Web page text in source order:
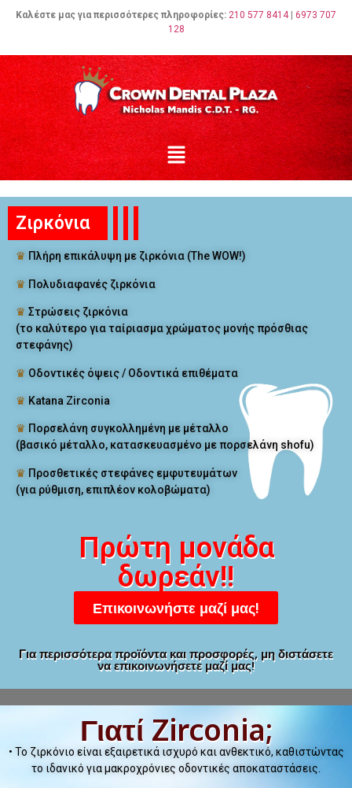
Καλέστε μας για περισσότερες πληροφορίες: 210 577 8414| 6973 707
128
Ζιρκόνια
♛ Πλήρη επικάλυψη με ζιρκόνια (The WOW!)
♛ Πολυδιαφανές ζιρκόνια
♛ Στρώσεις ζιρκόνια
(το καλύτερο για ταίριασμα χρώματος μονής πρόσθιας
στεφάνης)
♛ Οδοντικές όψεις / Οδοντικά επιθέματα
♛ Katana Zirconia
♛ Πορσελάνη συγκολλημένη με μέταλλο
(βασικό μέταλλο, κατασκευασμένο με πορσελάνη shofu)
♛ Προσθετικές στεφάνες εμφυτευμάτων
(για ρύθμιση, επιπλέον κολοβώματα)
Πρώτη μονάδα
δωρεάν!!
Επικοινωνήστε μαζί μας!
Για περισσότερα προϊόντα και προσφορές, μη διστάσετε
να επικοινωνήσετε μαζί μας!
Γιατί Zirconia;
• Το ζιρκόνιο είναι εξαιρετικά ισχυρό και ανθεκτικό, καθιστώντας
το ιδανικό για μακροχρόνιες οδοντικές αποκαταστάσεις.